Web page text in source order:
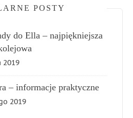
POSTY
do Ella – najpiękniejsza
2019
– informacje praktyczne
2019